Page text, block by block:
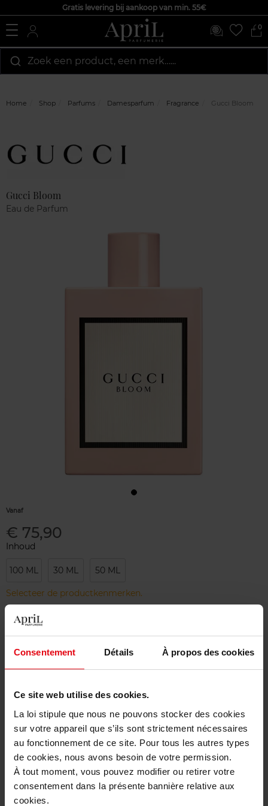
Consentement Détails À propos des cookies
Ce site web utilise des cookies.
La loi stipule que nous ne pouvons stocker des cookies
sur votre appareil que s’ils sont strictement nécessaires
au fonctionnement de ce site. Pour tous les autres types
de cookies, nous avons besoin de votre permission.
À tout moment, vous pouvez modifier ou retirer votre
consentement dans la présente bannière relative aux
cookies.
Gratis levering bij aankoop van min. 55€
0
Zoek een product, een merk…...
Home Shop Parfums Damesparfum Fragrance Gucci Bloom
Gucci Bloom
Eau de Parfum
Vanaf
€ 75,90
Inhoud
100 ML 30 ML 50 ML
Selecteer de productkenmerken.
Beschrijving